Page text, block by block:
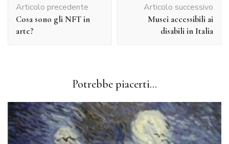
articolo
Articolo precedente
Cosa sono gli NFT in
arte?
Articolo successivo
Musei accessibili ai
disabili in Italia
Potrebbe piacerti...